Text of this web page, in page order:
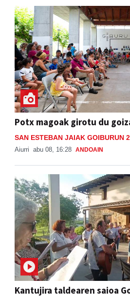
Potx magoak girotu du
SAN ESTEBAN JAIAK GOIBURUN
Aiurri abu 08, 16:28 ANDOAIN
Kantujira taldearen saioa